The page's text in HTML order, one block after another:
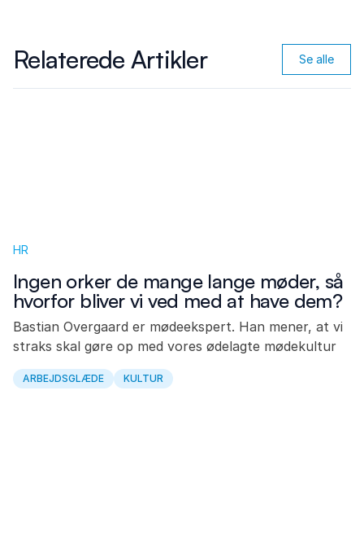
Relaterede Artikler Se alle
HR
Ingen orker de mange lange møder, så
hvorfor bliver vi ved med at have dem?
Bastian Overgaard er mødeekspert. Han mener, at vi
straks skal gøre op med vores ødelagte mødekultur
ARBEJDSGLÆDE KULTUR